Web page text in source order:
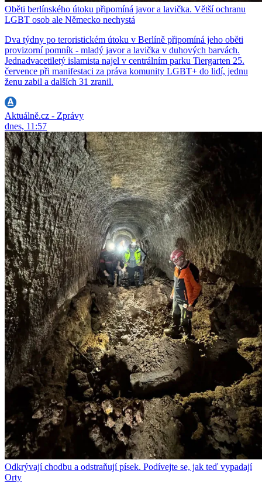
Oběti berlínského útoku připomíná javor a lavička. Větší ochranu
LGBT osob ale Německo nechystá
Dva týdny po teroristickém útoku v Berlíně připomíná jeho oběti
provizorní pomník - mladý javor a lavička v duhových barvách.
Jednadvacetiletý islamista najel v centrálním parku Tiergarten 25.
července při manifestaci za práva komunity LGBT+ do lidí, jednu
ženu zabil a dalších 31 zranil.
Aktuálně.cz - Zprávy
dnes, 11:57
Odkrývají chodbu a odstraňují písek. Podívejte se, jak teď vypadají
Orty